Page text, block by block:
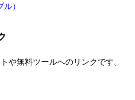
）
や無料ツールへのリンクです。